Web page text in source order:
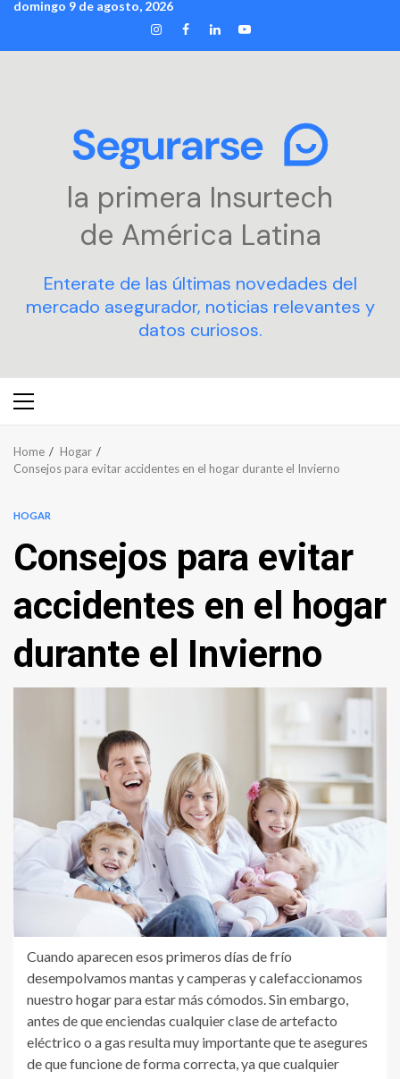
Skip
content
domingo 9 de agosto, 2026
INSTAGRAM
FACEBOOK
LINKEDIN
YOUTUBE
la primera Insurtech
de América Latina
Enterate de las últimas novedades del
mercado asegurador, noticias relevantes y
datos curiosos.
Primary
Home
Hogar
Consejos para evitar accidentes en el hogar durante el Invierno
HOGAR
Consejos para evitar
accidentes en el hogar
durante el Invierno
Cuando aparecen esos primeros días de frío
desempolvamos mantas y camperas y calefaccionamos
nuestro hogar para estar más cómodos. Sin embargo,
antes de que enciendas cualquier clase de artefacto
eléctrico o a gas resulta muy importante que te asegures
de que funcione de forma correcta, ya que cualquier